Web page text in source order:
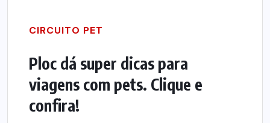
CIRCUITO PET
Ploc dá super dicas para
viagens com pets. Clique e
confira!